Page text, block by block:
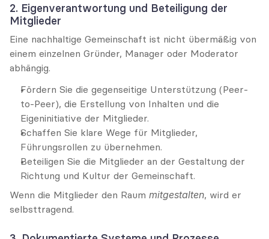
2. Eigenverantwortung und Beteiligung der
Mitglieder
Eine nachhaltige Gemeinschaft ist nicht übermäßig von
einem einzelnen Gründer, Manager oder Moderator
abhängig.
Fördern Sie die gegenseitige Unterstützung (Peer-
to-Peer), die Erstellung von Inhalten und die
Eigeninitiative der Mitglieder.
Schaffen Sie klare Wege für Mitglieder,
Führungsrollen zu übernehmen.
Beteiligen Sie die Mitglieder an der Gestaltung der
Richtung und Kultur der Gemeinschaft.
Wenn die Mitglieder den Raum mitgestalten, wird er
selbsttragend.